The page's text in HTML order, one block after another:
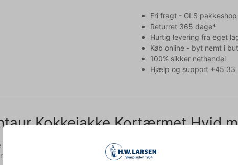
Fri fragt - GLS
Returret 365 dage*
Hurtig levering fra eget
Køb online - byt nemt i
100% sikker nethandel
Hjælp og support +45 33
Kokkejakke Kortærmet Hvid
kortærmede kokkejakke fra Kentaur er designet til professionelle
Med sit elegante satinstribede stof og rene linjer forener